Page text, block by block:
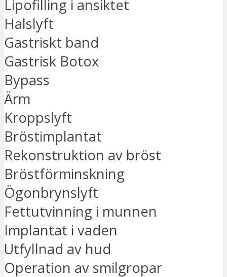
Lipofilling i ansiktet
Halslyft
Gastriskt band
Gastrisk Botox
Bypass
Ärm
Kroppslyft
Bröstimplantat
Rekonstruktion av bröst
Bröstförminskning
Ögonbrynslyft
Fettutvinning i munnen
Implantat i vaden
Utfyllnad av hud
Operation av smilgropar